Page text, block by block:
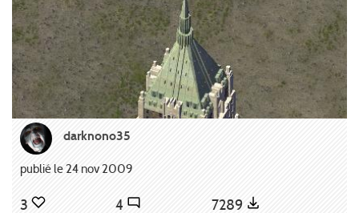
darknono35
publié le 24 nov 2009
3 4 7289